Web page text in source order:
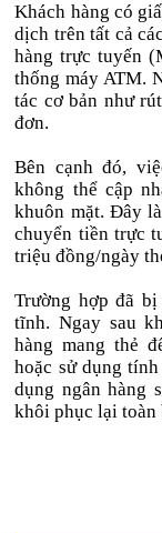
Khách hàng có
dịch trên tất cả
hàng trực tuyến
thống máy ATM.
tác cơ bản như
đơn.
Bên cạnh đó,
không thể cập
khuôn mặt. Đây
chuyển tiền trực
triệu đồng/ngày
Trường hợp đã
tĩnh. Ngay sau
hàng mang thẻ
hoặc sử dụng
dụng ngân hàng
khôi phục lại toàn